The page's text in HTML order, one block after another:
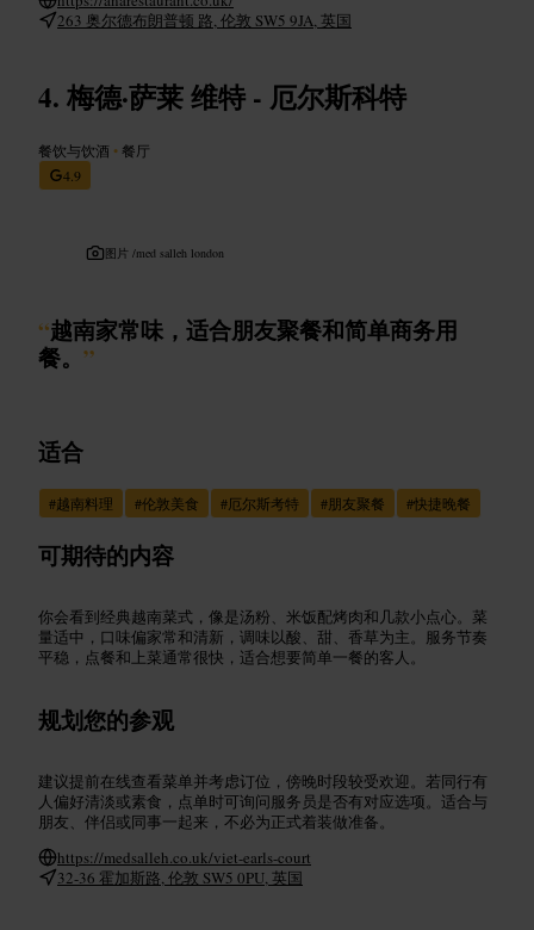
263 奥尔德布朗普顿 路, 伦敦 SW5 9JA, 英国
梅德·萨莱 维特 - 厄尔斯科特
餐饮与饮酒 •餐厅
4.9
图片 /med salleh london
“越南家常味，适合朋友聚餐和简单商务用
餐。 ”
适合
#越南料理 #伦敦美食 #厄尔斯考特 #朋友聚餐 #快捷晚餐
可期待的内容
你会看到经典越南菜式，像是汤粉、米饭配烤肉和几款小点心。菜
量适中，口味偏家常和清新，调味以酸、甜、香草为主。服务节奏
平稳，点餐和上菜通常很快，适合想要简单一餐的客人。
规划您的参观
建议提前在线查看菜单并考虑订位，傍晚时段较受欢迎。若同行有
人偏好清淡或素食，点单时可询问服务员是否有对应选项。适合与
朋友、伴侣或同事一起来，不必为正式着装做准备。
https://medsalleh.co.uk/viet-earls-court
32-36 霍加斯路, 伦敦 SW5 0PU, 英国